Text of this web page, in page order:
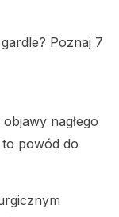
Poznaj 7
nagłego
powód do